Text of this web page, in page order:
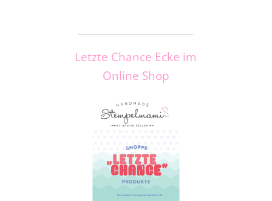
Letzte Chance Ecke im
Online Shop